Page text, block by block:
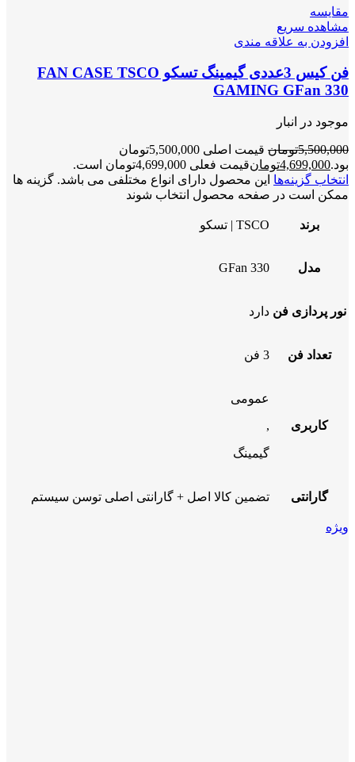
مقایسه
مشاهده سریع
افزودن به علاقه مندی
فن کیس 3عددی گیمینگ تسکو FAN CASE TSCO
GAMING GFan 330
موجود در انبار
5,500,000تومان
قیمت اصلی 5,500,000تومان
بود.4,699,000تومانقیمت فعلی 4,699,000تومان است.
انتخاب گزینه‌ها این محصول دارای انواع مختلفی می باشد. گزینه ها
ممکن است در صفحه محصول انتخاب شوند
برند TSCO | تسکو
مدل GFan 330
نور پردازی فن دارد
تعداد فن 3 فن
کاربری
عمومی
,
گیمینگ
گارانتی تضمین کالا اصل + گارانتی اصلی توسن سیستم
ویژه